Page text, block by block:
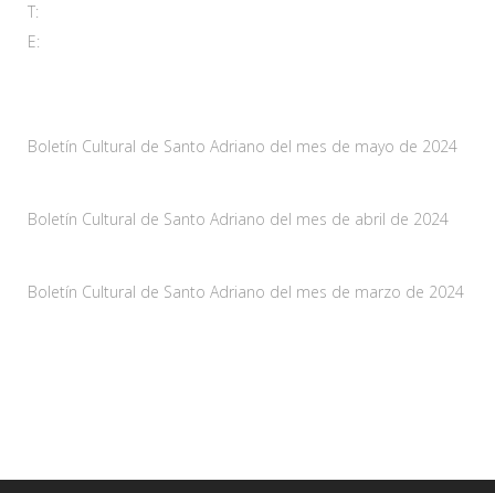
T:
E:
Boletín Cultural de Santo Adriano del mes de mayo de 2024
Boletín Cultural de Santo Adriano del mes de abril de 2024
Boletín Cultural de Santo Adriano del mes de marzo de 2024